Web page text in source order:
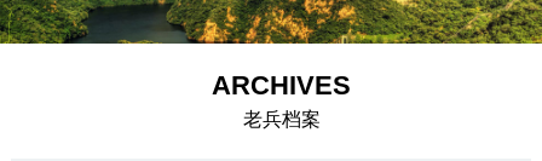
ARCHIVES
老兵档案